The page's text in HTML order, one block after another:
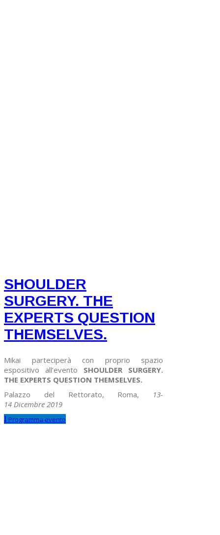
SHOULDER
SURGERY. THE
EXPERTS QUESTION
THEMSELVES.
Mikai parteciperà con proprio spazio
espositivo all’evento SHOULDER SURGERY.
THE EXPERTS QUESTION THEMSELVES.
Palazzo del Rettorato, Roma, 13-
14 Dicembre 2019
Programma evento